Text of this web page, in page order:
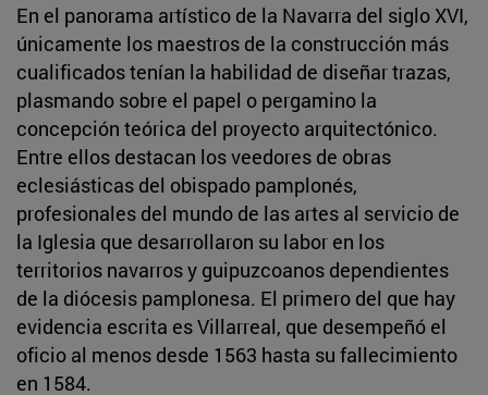
En el panorama artístico de la Navarra del siglo XVI,
únicamente los maestros de la construcción más
cualificados tenían la habilidad de diseñar trazas,
plasmando sobre el papel o pergamino la
concepción teórica del proyecto arquitectónico.
Entre ellos destacan los veedores de obras
eclesiásticas del obispado pamplonés,
profesionales del mundo de las artes al servicio de
la Iglesia que desarrollaron su labor en los
territorios navarros y guipuzcoanos dependientes
de la diócesis pamplonesa. El primero del que hay
evidencia escrita es Villarreal, que desempeñó el
oficio al menos desde 1563 hasta su fallecimiento
en 1584.